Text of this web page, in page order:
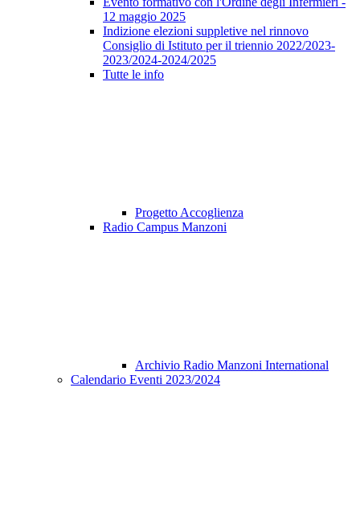
12 maggio 2025
Indizione elezioni suppletive nel rinnovo
Consiglio di Istituto per il triennio 2022/2023-
2023/2024-2024/2025
Tutte le info
Progetto Accoglienza
Radio Campus Manzoni
Archivio Radio Manzoni International
Calendario Eventi 2023/2024